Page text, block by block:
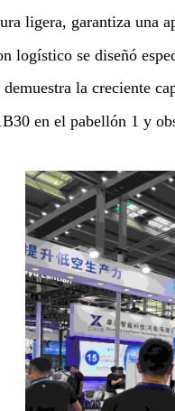
ligera, garantiza una
logístico se diseñó
la creciente
en el pabellón 1 y